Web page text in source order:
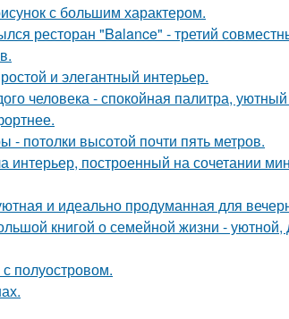
с большим характером.
ресторан "Balance" - третий
и элегантный интерьер.
человека - спокойная палитра,
- потолки высотой почти пять метров.
построенный на сочетании
и идеально продуманная для
книгой о семейной жизни - уютной,
полуостровом.